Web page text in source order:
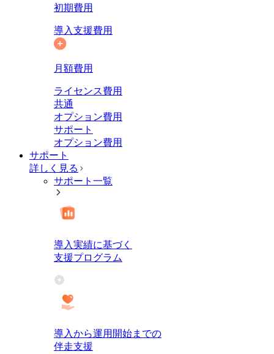
初期費用
導入支援費用
月額費用
ライセンス費用
共通
オプション費用
サポート
オプション費用
サポート
詳しく見る
サポート一覧
導入実績に基づく
支援プログラム
導入から運用開始までの
伴走支援